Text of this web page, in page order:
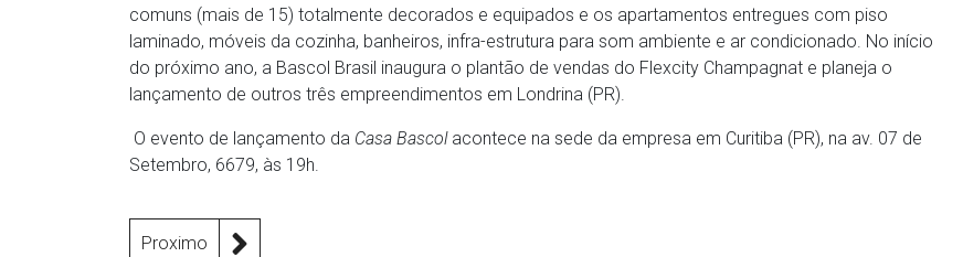
comuns (mais de 15) totalmente decorados e equipados e os apartamentos entregues com piso
laminado, móveis da cozinha, banheiros, infra-estrutura para som ambiente e ar condicionado. No início
do próximo ano, a Bascol Brasil inaugura o plantão de vendas do Flexcity Champagnat e planeja o
lançamento de outros três empreendimentos em Londrina (PR).
O evento de lançamento da Casa Bascolacontece na sede da empresa em Curitiba (PR), na av. 07 de
Setembro, 6679, às 19h.
Proximo